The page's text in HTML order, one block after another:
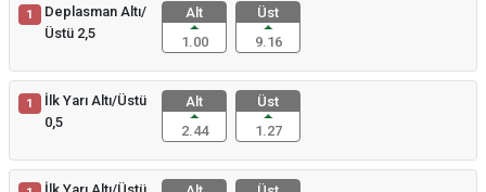
1
Deplasman Altı/
Üstü 2,5
Alt
1.00
Üst
9.16
1
İlk Yarı Altı/Üstü
0,5
Alt
2.44
Üst
1.27